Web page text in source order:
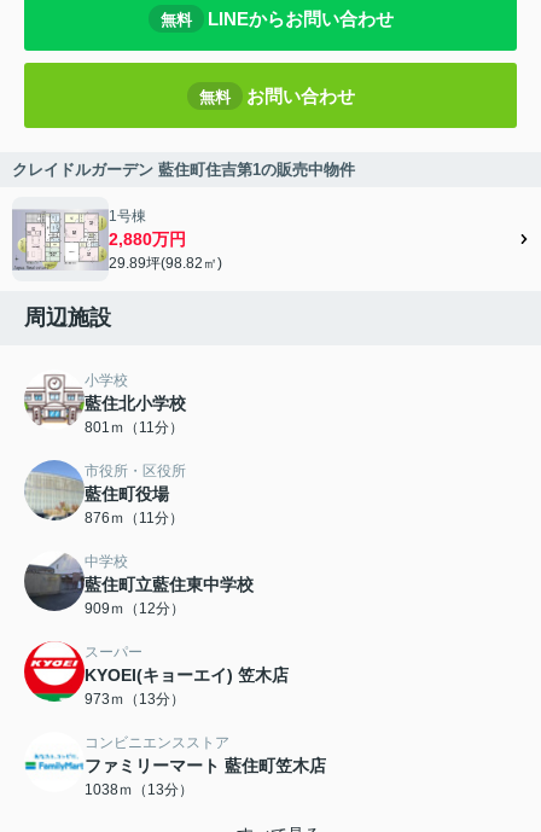
無料 LINEからお問い合わせ
無料 お問い合わせ
クレイドルガーデン 藍住町住吉第1の販売中物件
1号棟
2,880万円
29.89坪(98.82㎡)
周辺施設
小学校
藍住北小学校
801ｍ（11分）
市役所・区役所
藍住町役場
876ｍ（11分）
中学校
藍住町立藍住東中学校
909ｍ（12分）
スーパー
KYOEI(キョーエイ) 笠木店
973ｍ（13分）
コンビニエンスストア
ファミリーマート 藍住町笠木店
1038ｍ（13分）